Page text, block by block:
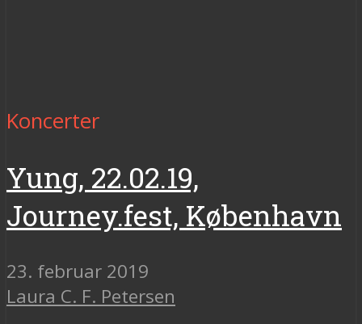
Koncerter
Yung, 22.02.19,
Journey.fest, København
23. februar 2019
Laura C. F. Petersen